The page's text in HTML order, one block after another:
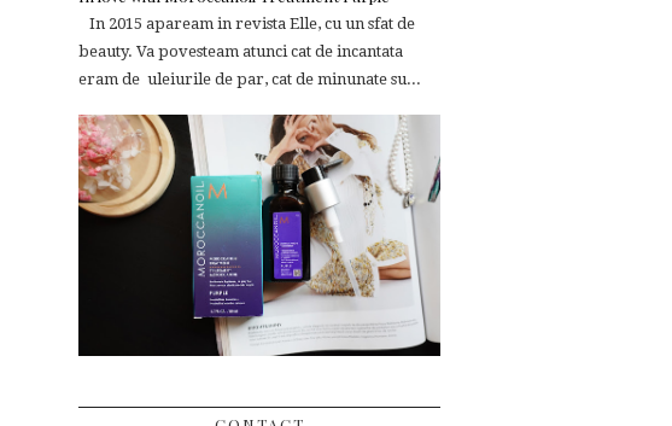
In 2015 apaream in revista Elle, cu un sfat de
beauty. Va povesteam atunci cat de incantata
eram de uleiurile de par, cat de minunate su...